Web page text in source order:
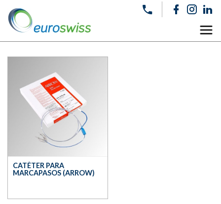
CATÉTER PARA
MARCAPASOS (ARROW)